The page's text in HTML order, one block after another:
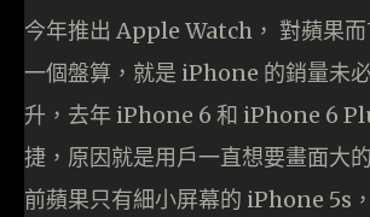
今年推出 Apple Watch， 對蘋果而
一個盤算，就是 iPhone 的銷量未
升，去年 iPhone 6 和 iPhone 6
捷，原因就是用戶一直想要畫面大
前蘋果只有細小屏幕的 iPhone 5s